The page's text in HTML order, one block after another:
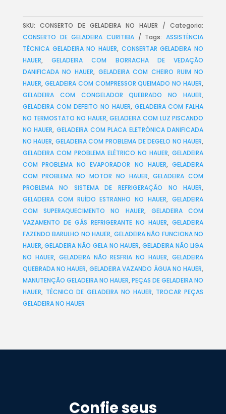
SKU: CONSERTO DE GELADEIRA NO HAUER
Categoria:
CONSERTO DE GELADEIRA CURITIBA
Tags:ASSISTÊNCIA
TÉCNICA GELADEIRA NO HAUER, CONSERTAR GELADEIRA NO
HAUER,GELADEIRA COM BORRACHA DE VEDAÇÃO
DANIFICADA NO HAUER, GELADEIRA COM CHEIRO RUIM NO
HAUER, GELADEIRA COM COMPRESSOR QUEIMADO NO HAUER,
GELADEIRA COM CONGELADOR QUEBRADO NO HAUER,
GELADEIRA COM DEFEITO NO HAUER, GELADEIRA COM FALHA
NO TERMOSTATO NO HAUER,GELADEIRA COM LUZ PISCANDO
NO HAUER, GELADEIRA COM PLACA ELETRÔNICA DANIFICADA
NO HAUER, GELADEIRA COM PROBLEMA DE DEGELO NO HAUER,
GELADEIRA COM PROBLEMA ELÉTRICO NO HAUER,GELADEIRA
COM PROBLEMA NO EVAPORADOR NO HAUER,GELADEIRA
COM PROBLEMA NO MOTOR NO HAUER,GELADEIRA COM
PROBLEMA NO SISTEMA DE REFRIGERAÇÃO NO HAUER,
GELADEIRA COM RUÍDO ESTRANHO NO HAUER,GELADEIRA
COM SUPERAQUECIMENTO NO HAUER, GELADEIRA COM
VAZAMENTO DE GÁS REFRIGERANTE NO HAUER,GELADEIRA
FAZENDO BARULHO NO HAUER, GELADEIRA NÃO FUNCIONA NO
HAUER,GELADEIRA NÃO GELA NO HAUER, GELADEIRA NÃO LIGA
NO HAUER, GELADEIRA NÃO RESFRIA NO HAUER,GELADEIRA
QUEBRADA NO HAUER, GELADEIRA VAZANDO ÁGUA NO HAUER,
MANUTENÇÃO GELADEIRA NO HAUER,PEÇAS DE GELADEIRA NO
HAUER, TÉCNICO DE GELADEIRA NO HAUER, TROCAR PEÇAS
GELADEIRA NO HAUER
Confie seus